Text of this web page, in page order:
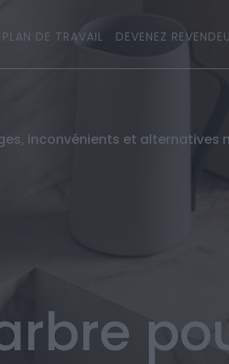
PLAN DE TRAVAIL DEVENEZ
inconvénients et alternatives